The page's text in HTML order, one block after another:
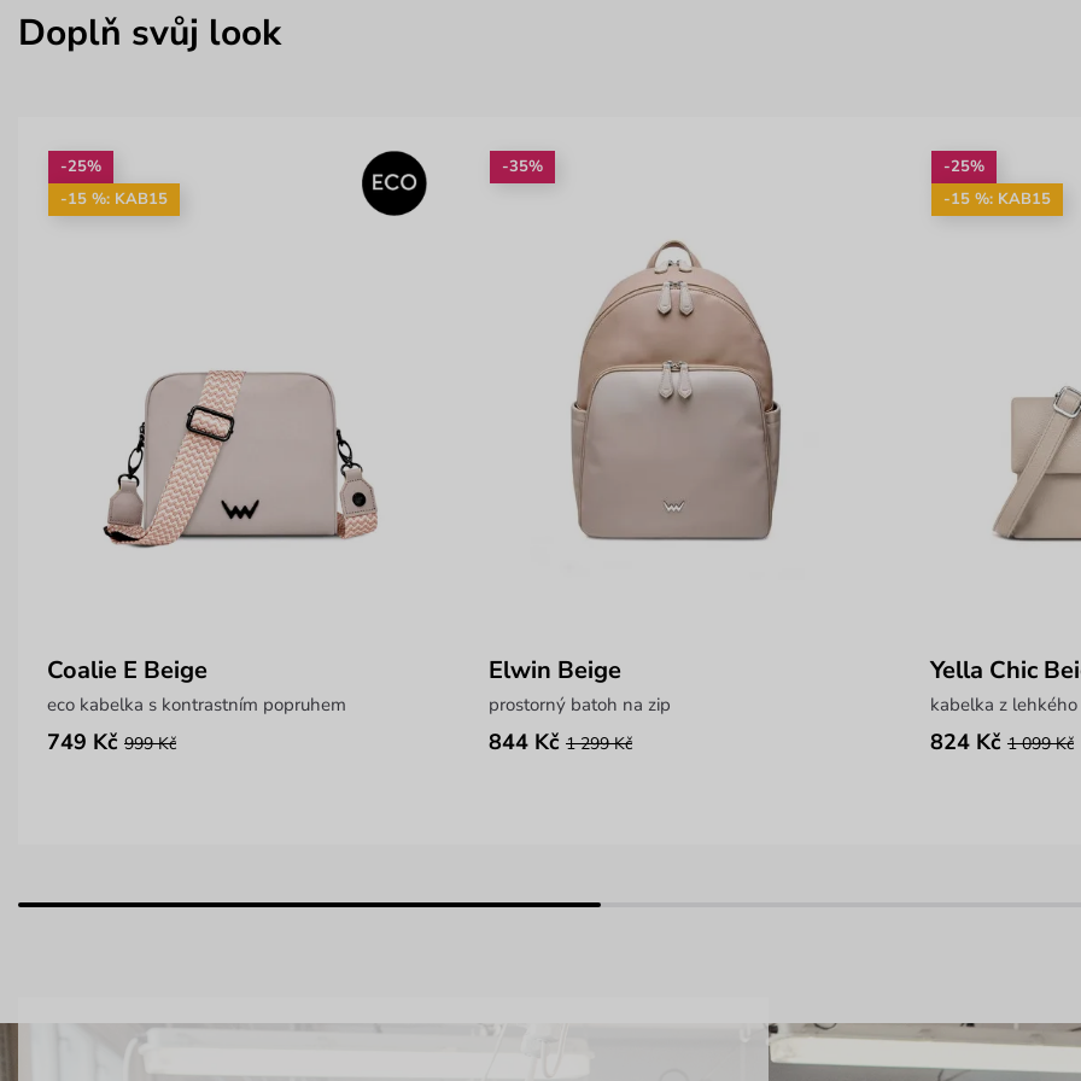
Doplň svůj look
-25%
-15 %: KAB15
Coalie E Beige
eco kabelka s kontrastním popruhem
749 Kč 999 Kč
-35%
Elwin Beige
prostorný batoh na zip
844 Kč 1 299 Kč
-25%
-15 %: KAB15
Yella Chic
kabelka z
824 Kč 1 099 Kč